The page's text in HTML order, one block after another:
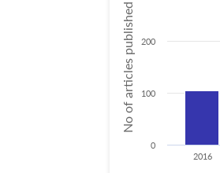
No of articles published
2016
0
100
200